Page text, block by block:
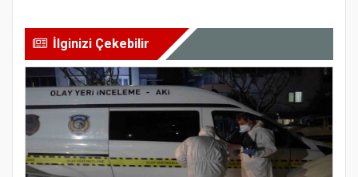
İlginizi Çekebilir